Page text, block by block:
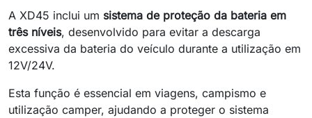
A XD45 inclui um sistema de proteção da bateria em
três níveis, desenvolvido para evitar a descarga
excessiva da bateria do veículo durante a utilização em
12V/24V.
Esta função é essencial em viagens, campismo e
utilização camper, ajudando a proteger o sistema